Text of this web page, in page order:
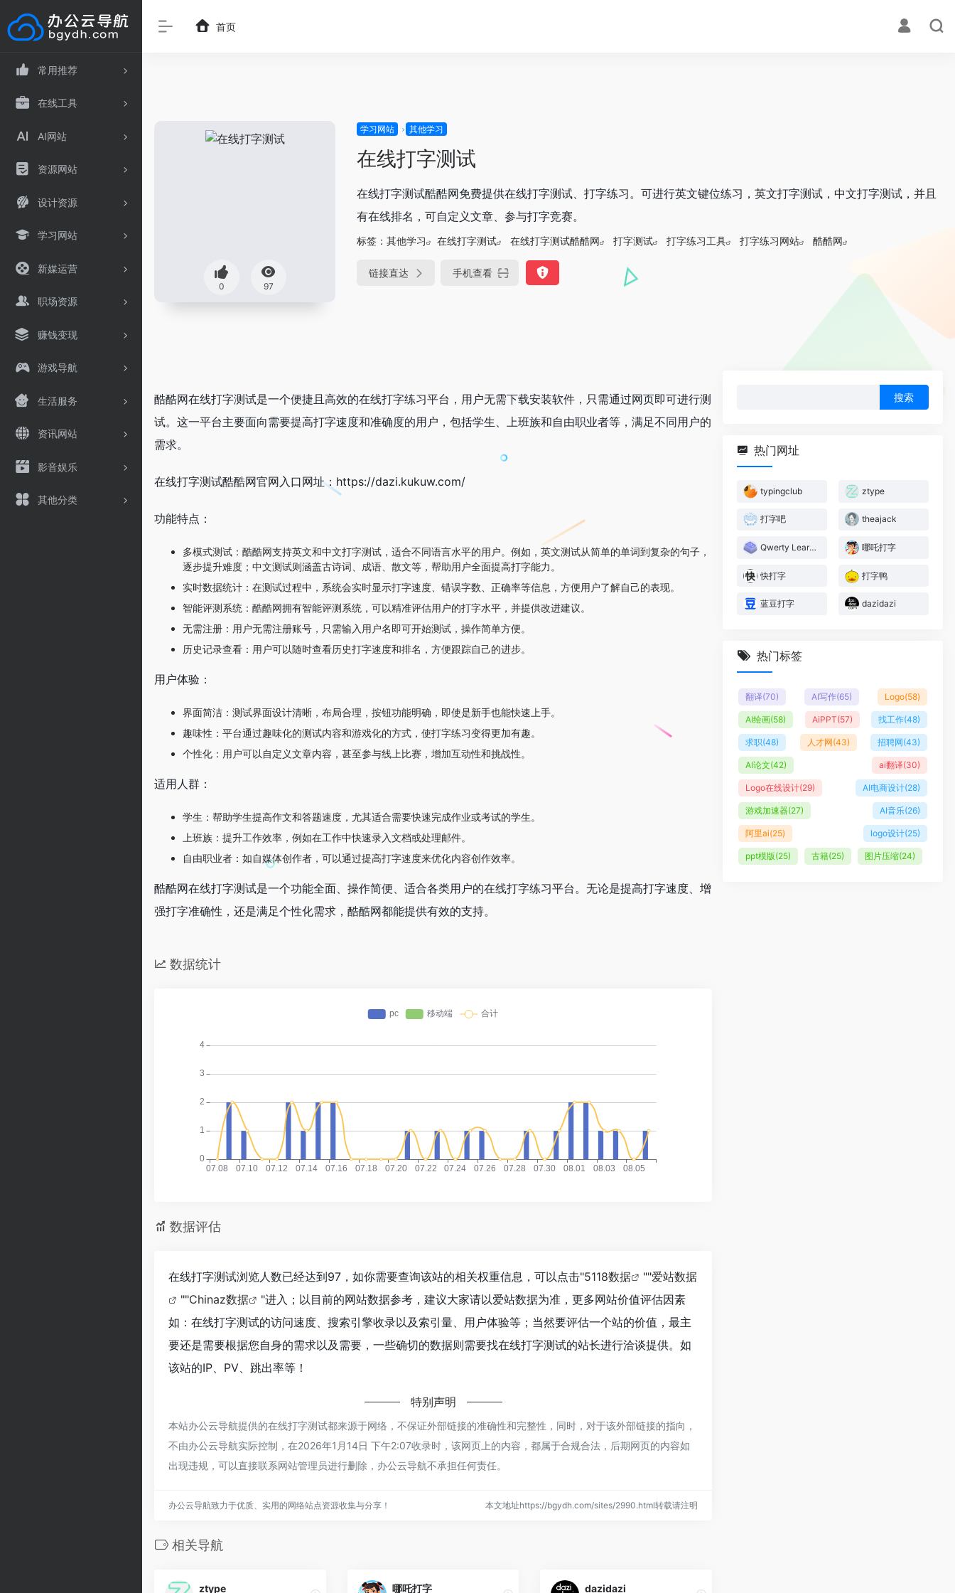
常用推荐
在线工具
AI网站
资源网站
设计资源
学习网站
新媒运营
职场资源
赚钱变现
游戏导航
生活服务
资讯网站
影音娱乐
其他分类
首页
0 97
学习网站 其他学习
在线打字测试
在线打字测试酷酷网免费提供在线打字测试、打字练习。可进行英文键位练习，英文打字测试，中文打字测试，并且
有在线排名，可自定义文章、参与打字竞赛。
标签： 其他学习 在线打字测试 在线打字测试酷酷网 打字测试 打字练习工具 打字练习网站 酷酷网
链接直达 手机查看
酷酷网在线打字测试是一个便捷且高效的在线打字练习平台，用户无需下载安装软件，只需通过网页即可进行测
试。这一平台主要面向需要提高打字速度和准确度的用户，包括学生、上班族和自由职业者等，满足不同用户的
需求。
在线打字测试酷酷网官网入口网址：https://dazi.kukuw.com/
功能特点：
多模式测试：酷酷网支持英文和中文打字测试，适合不同语言水平的用户。例如，英文测试从简单的单词到复杂的句子，
逐步提升难度；中文测试则涵盖古诗词、成语、散文等，帮助用户全面提高打字能力。
实时数据统计：在测试过程中，系统会实时显示打字速度、错误字数、正确率等信息，方便用户了解自己的表现。
智能评测系统：酷酷网拥有智能评测系统，可以精准评估用户的打字水平，并提供改进建议。
无需注册：用户无需注册账号，只需输入用户名即可开始测试，操作简单方便。
历史记录查看：用户可以随时查看历史打字速度和排名，方便跟踪自己的进步。
用户体验：
界面简洁：测试界面设计清晰，布局合理，按钮功能明确，即使是新手也能快速上手。
趣味性：平台通过趣味化的测试内容和游戏化的方式，使打字练习变得更加有趣。
个性化：用户可以自定义文章内容，甚至参与线上比赛，增加互动性和挑战性。
适用人群：
学生：帮助学生提高作文和答题速度，尤其适合需要快速完成作业或考试的学生。
上班族：提升工作效率，例如在工作中快速录入文档或处理邮件。
自由职业者：如自媒体创作者，可以通过提高打字速度来优化内容创作效率。
酷酷网在线打字测试是一个功能全面、操作简便、适合各类用户的在线打字练习平台。无论是提高打字速度、增
强打字准确性，还是满足个性化需求，酷酷网都能提供有效的支持。
数据统计
数据评估
在线打字测试浏览人数已经达到97，如你需要查询该站的相关权重信息，可以点击"5118数据 ""爱站数据
""Chinaz数据
"进入；以目前的网站数据参考，建议大家请以爱站数据为准，更多网站价值评估因素
如：在线打字测试的访问速度、搜索引擎收录以及索引量、用户体验等；当然要评估一个站的价值，最主
要还是需要根据您自身的需求以及需要，一些确切的数据则需要找在线打字测试的站长进行洽谈提供。如
该站的IP、PV、跳出率等！
特别声明
本站办公云导航提供的在线打字测试都来源于网络，不保证外部链接的准确性和完整性，同时，对于该外部链接的指向，
不由办公云导航实际控制，在2026年1月14日 下午2:07收录时，该网页上的内容，都属于合规合法，后期网页的内容如
出现违规，可以直接联系网站管理员进行删除，办公云导航不承担任何责任。
办公云导航致力于优质、实用的网络站点资源收集与分享！ 本文地址https://bgydh.com/sites/2990.html转载请注明
相关导航
ztype 哪吒打字 dazidazi
热门网址
typingclub ztype
打字吧 theajack
Qwerty Learner 哪吒打字
快打字 打字鸭
蓝豆打字 dazidazi
热门标签
翻译(70) AI写作(65) Logo(58)
AI绘画(58) AiPPT(57) 找工作(48)
求职(48) 人才网(43) 招聘网(43)
AI论文(42) ai翻译(30)
Logo在线设计(29) AI电商设计(28)
游戏加速器(27) AI音乐(26)
阿里ai(25) logo设计(25)
ppt模版(25) 古籍(25) 图片压缩(24)